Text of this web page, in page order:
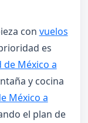
con vuelos
es
de México a
y cocina
México a
el plan de